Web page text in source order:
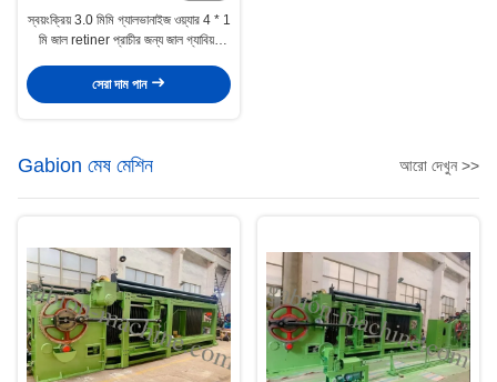
স্বয়ংক্রিয় 3.0 মিমি গ্যালভানাইজ ওয়্যার 4 * 1
মি জাল retiner প্রাচীর জন্য জাল গ্যাবিয়ন
সেরা দাম পান
Gabion মেষ মেশিন আরো দেখুন >>